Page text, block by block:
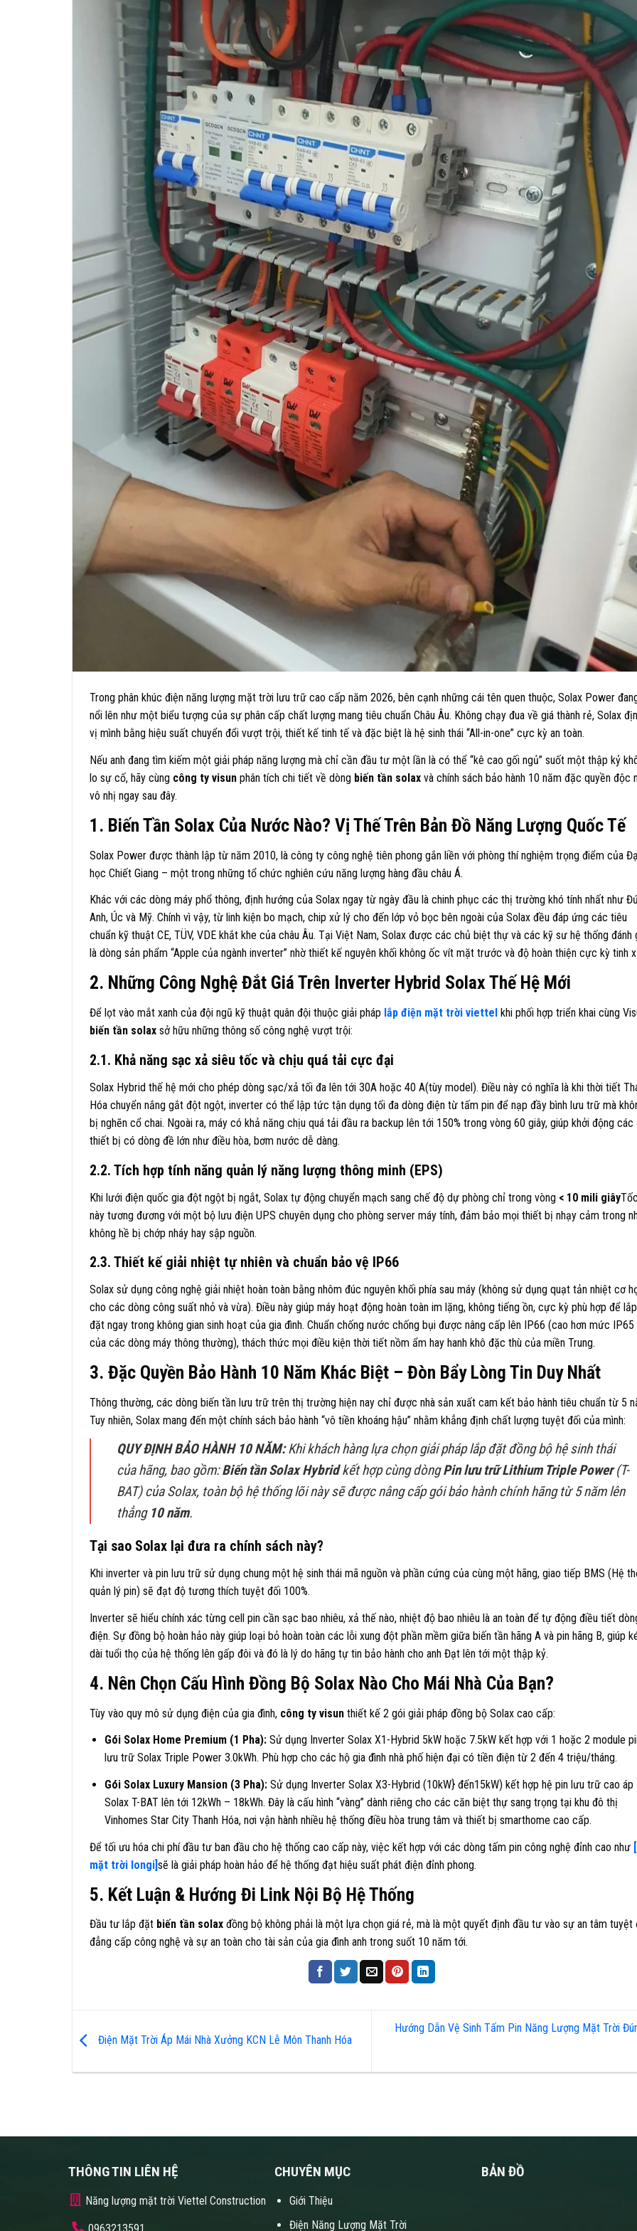
Trong phân khúc điện năng lượng mặt trời lưu trữ cao cấp năm 2026, bên cạnh những cái tên quen thuộc, Solax Power
nổi lên như một biểu tượng của sự phân cấp chất lượng mang tiêu chuẩn Châu Âu. Không chạy đua về giá thành rẻ, Solax
vị mình bằng hiệu suất chuyển đổi vượt trội, thiết kế tinh tế và đặc biệt là hệ sinh thái “All-in-one” cực kỳ an toàn.
Nếu anh đang tìm kiếm một giải pháp năng lượng mà chỉ cần đầu tư một lần là có thể “kê cao gối ngủ” suốt một thập kỷ
lo sự cố, hãy cùng công ty visun phân tích chi tiết về dòng biến tần solax và chính sách bảo hành 10 năm đặc quyền độc
vô nhị ngay sau đây.
1. Biến Tần Solax Của Nước Nào? Vị Thế Trên Bản Đồ Năng Lượng Quốc Tế
Solax Power được thành lập từ năm 2010, là công ty công nghệ tiên phong gắn liền với phòng thí nghiệm trọng điểm của
học Chiết Giang – một trong những tổ chức nghiên cứu năng lượng hàng đầu châu Á.
Khác với các dòng máy phổ thông, định hướng của Solax ngay từ ngày đầu là chinh phục các thị trường khó tính nhất như
Anh, Úc và Mỹ. Chính vì vậy, từ linh kiện bo mạch, chip xử lý cho đến lớp vỏ bọc bên ngoài của Solax đều đáp ứng các tiêu
chuẩn kỹ thuật CE, TÜV, VDE khắt khe của châu Âu. Tại Việt Nam, Solax được các chủ biệt thự và các kỹ sư hệ thống đánh
là dòng sản phẩm “Apple của ngành inverter” nhờ thiết kế nguyên khối không ốc vít mặt trước và độ hoàn thiện cực kỳ tinh
2. Những Công Nghệ Đắt Giá Trên Inverter Hybrid Solax Thế Hệ Mới
Để lọt vào mắt xanh của đội ngũ kỹ thuật quân đội thuộc giải pháp lắp điện mặt trời viettel khi phối hợp triển khai cùng
biến tần solax sở hữu những thông số công nghệ vượt trội:
2.1. Khả năng sạc xả siêu tốc và chịu quá tải cực đại
Solax Hybrid thế hệ mới cho phép dòng sạc/xả tối đa lên tới 30A hoặc 40 A(tùy model). Điều này có nghĩa là khi thời tiết
Hóa chuyển nắng gắt đột ngột, inverter có thể lập tức tận dụng tối đa dòng điện từ tấm pin để nạp đầy bình lưu trữ mà
bị nghẽn cổ chai. Ngoài ra, máy có khả năng chịu quá tải đầu ra backup lên tới 150% trong vòng 60 giây, giúp khởi động các
thiết bị có dòng đề lớn như điều hòa, bơm nước dễ dàng.
2.2. Tích hợp tính năng quản lý năng lượng thông minh (EPS)
Khi lưới điện quốc gia đột ngột bị ngắt, Solax tự động chuyển mạch sang chế độ dự phòng chỉ trong vòng < 10 mili giây
này tương đương với một bộ lưu điện UPS chuyên dụng cho phòng server máy tính, đảm bảo mọi thiết bị nhạy cảm trong
không hề bị chớp nháy hay sập nguồn.
2.3. Thiết kế giải nhiệt tự nhiên và chuẩn bảo vệ IP66
Solax sử dụng công nghệ giải nhiệt hoàn toàn bằng nhôm đúc nguyên khối phía sau máy (không sử dụng quạt tản nhiệt cơ
cho các dòng công suất nhỏ và vừa). Điều này giúp máy hoạt động hoàn toàn im lặng, không tiếng ồn, cực kỳ phù hợp để lắp
đặt ngay trong không gian sinh hoạt của gia đình. Chuẩn chống nước chống bụi được nâng cấp lên IP66 (cao hơn mức IP65
của các dòng máy thông thường), thách thức mọi điều kiện thời tiết nồm ẩm hay hanh khô đặc thù của miền Trung.
3. Đặc Quyền Bảo Hành 10 Năm Khác Biệt – Đòn Bẩy Lòng Tin Duy Nhất
Thông thường, các dòng biến tần lưu trữ trên thị trường hiện nay chỉ được nhà sản xuất cam kết bảo hành tiêu chuẩn từ 5
Tuy nhiên, Solax mang đến một chính sách bảo hành “vô tiền khoáng hậu” nhằm khẳng định chất lượng tuyệt đối của mình:
QUY ĐỊNH BẢO HÀNH 10 NĂM:Khi khách hàng lựa chọn giải pháp lắp đặt đồng bộ hệ sinh thái
của hãng, bao gồm:Biến tần Solax Hybridkết hợp cùng dòngPin lưu trữ Lithium Triple Power(T-
BAT) của Solax, toàn bộ hệ thống lõi này sẽ được nâng cấp gói bảo hành chính hãng từ 5 năm lên
thẳng 10 năm.
Tại sao Solax lại đưa ra chính sách này?
Khi inverter và pin lưu trữ sử dụng chung một hệ sinh thái mã nguồn và phần cứng của cùng một hãng, giao tiếp BMS (Hệ
quản lý pin) sẽ đạt độ tương thích tuyệt đối 100%.
Inverter sẽ hiểu chính xác từng cell pin cần sạc bao nhiêu, xả thế nào, nhiệt độ bao nhiêu là an toàn để tự động điều tiết
điện. Sự đồng bộ hoàn hảo này giúp loại bỏ hoàn toàn các lỗi xung đột phần mềm giữa biến tần hãng A và pin hãng B, giúp
dài tuổi thọ của hệ thống lên gấp đôi và đó là lý do hãng tự tin bảo hành cho anh Đạt lên tới một thập kỷ.
4. Nên Chọn Cấu Hình Đồng Bộ Solax Nào Cho Mái Nhà Của Bạn?
Tùy vào quy mô sử dụng điện của gia đình, công ty visun thiết kế 2 gói giải pháp đồng bộ Solax cao cấp:
Gói Solax Home Premium (1 Pha):Sử dụng Inverter Solax X1-Hybrid 5kWhoặc 7.5kWkết hợp với 1 hoặc 2 module
lưu trữ Solax Triple Power 3.0kWh. Phù hợp cho các hộ gia đình nhà phố hiện đại có tiền điện từ 2 đến 4 triệu/tháng.
Gói Solax Luxury Mansion (3 Pha):Sử dụng Inverter Solax X3-Hybrid (10kW}đến15kW) kết hợp hệ pin lưu trữ cao áp
Solax T-BAT lên tới 12kWh – 18kWh. Đây là cấu hình “vàng” dành riêng cho các căn biệt thự sang trọng tại khu đô thị
Vinhomes Star City Thanh Hóa, nơi vận hành nhiều hệ thống điều hòa trung tâm và thiết bị smarthome cao cấp.
Để tối ưu hóa chi phí đầu tư ban đầu cho hệ thống cao cấp này, việc kết hợp với các dòng tấm pin công nghệ đỉnh cao như
mặt trời longi]sẽ là giải pháp hoàn hảo để hệ thống đạt hiệu suất phát điện đỉnh phong.
5. Kết Luận & Hướng Đi Link Nội Bộ Hệ Thống
Đầu tư lắp đặt biến tần solax đồng bộ không phải là một lựa chọn giá rẻ, mà là một quyết định đầu tư vào sự an tâm tuyệt
đẳng cấp công nghệ và sự an toàn cho tài sản của gia đình anh trong suốt 10 năm tới.
Điện Mặt Trời Áp Mái Nhà Xưởng KCN Lễ Môn Thanh Hóa
Hướng Dẫn Vệ Sinh Tấm Pin Năng Lượng Mặt Trời
THÔNG TIN LIÊN HỆ
Năng lượng mặt trời Viettel Construction
CHUYÊN MỤC
Giới Thiệu
Điện Năng Lượng Mặt Trời
BẢN ĐỒ